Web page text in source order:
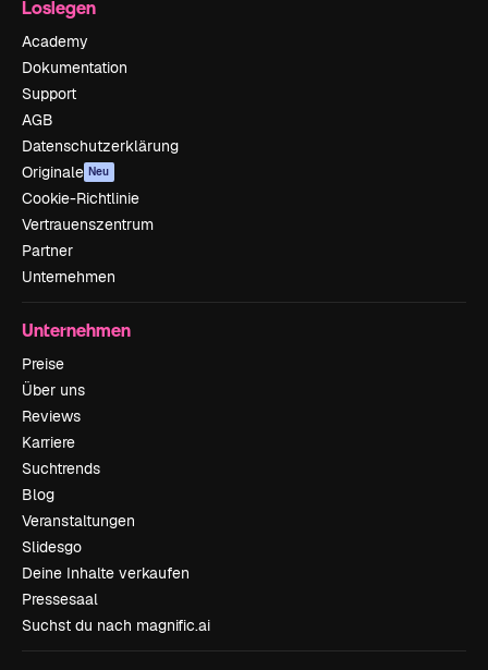
Loslegen
Academy
Dokumentation
Support
AGB
Datenschutzerklärung
Originale Neu
Cookie-Richtlinie
Vertrauenszentrum
Partner
Unternehmen
Unternehmen
Preise
Über uns
Reviews
Karriere
Suchtrends
Blog
Veranstaltungen
Slidesgo
Deine Inhalte verkaufen
Pressesaal
Suchst du nach magnific.ai